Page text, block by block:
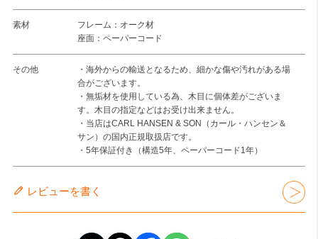
素材
フレーム：オーク材
座面：ペーパーコード
その他
・海外からの輸送となるため、細かな傷や汚れがある場
合がございます。
・無垢材を使用している為、木目に個体差がございま
す。木目の指定などはお受け出来ません。
・当店はCARL HANSEN & SON（カール・ハンセン＆
サン）の国内正規取扱店です。
・5年保証付き（構造5年、ペーパーコード1年）
レビューを書く